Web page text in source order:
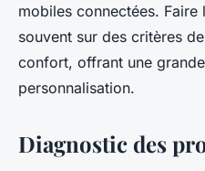
mobiles connectées.
souvent sur des critères
confort, offrant une
personnalisation.
Diagnostic des